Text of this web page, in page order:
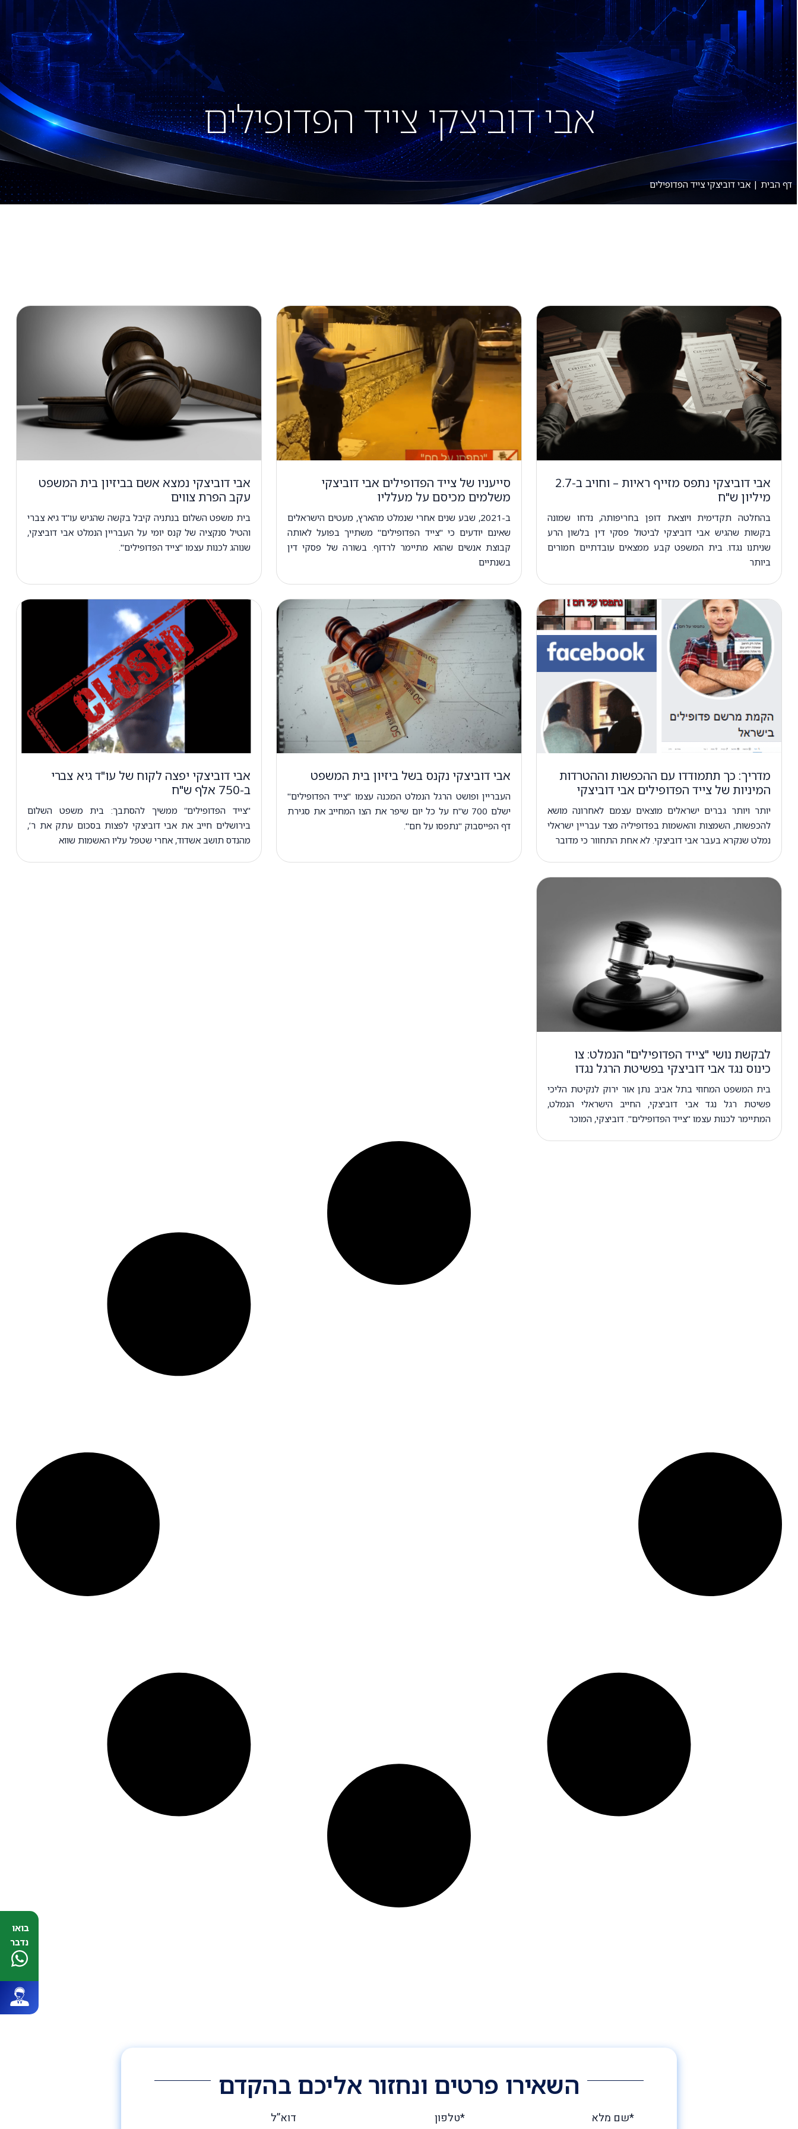
אודות תחומי עיסוק
03-
3760511
אבי דוביצקי צייד הפדופילים
דף הבית|אבי דוביצקי צייד הפדופילים
אבי דוביצקי נתפס מזייף ראיות – וחויב ב-2.7
מיליון ש"ח
בהחלטה תקדימית ויוצאת דופן בחריפותה, נדחו שמונה
בקשות שהגיש אבי דוביצקי לביטול פסקי דין בלשון הרע
שניתנו נגדו. בית המשפט קבע ממצאים עובדתיים חמורים
ביותר
סייעניו של צייד הפדופילים אבי דוביצקי
משלמים מכיסם על מעלליו
ב-2021, שבע שנים אחרי שנמלט מהארץ, מעטים הישראלים
שאינם יודעים כי "צייד הפדופילים" משתייך בפועל לאותה
קבוצת אנשים שהוא מתיימר לרדוף. בשורה של פסקי דין
בשנתיים
אבי דוביצקי נמצא אשם בביזיון בית המשפט
עקב הפרת צווים
בית משפט השלום בנתניה קיבל בקשה שהגיש עו"ד גיא צברי
והטיל סנקציה של קנס יומי על העבריין הנמלט אבי דוביצקי,
שנוהג לכנות עצמו "צייד הפדופילים".
מדריך: כך תתמודדו עם ההכפשות וההטרדות
המיניות של צייד הפדופילים אבי דוביצקי
יותר ויותר גברים ישראלים מוצאים עצמם לאחרונה מושא
להכפשות, השמצות והאשמות בפדופיליה מצד עבריין ישראלי
נמלט שנקרא בעבר אבי דוביצקי. לא אחת התחוור כי מדובר
אבי דוביצקי נקנס בשל ביזיון בית המשפט
העבריין ופושט הרגל הנמלט המכנה עצמו "צייד הפדופילים"
ישלם 700 ש"ח על כל יום שיפר את הצו המחייב את סגירת
דף הפייסבוק "נתפסו על חם".
אבי דוביצקי יפצה לקוח של עו"ד גיא צברי
ב-750 אלף ש"ח
"צייד הפדופילים” ממשיך להסתבך: בית משפט השלום
בירושלים חייב את אבי דוביצקי לפצות בסכום עתק את ר’,
מהנדס תושב אשדוד, אחרי שטפל עליו האשמות שווא
לבקשת נושי "צייד הפדופילים" הנמלט: צו
כינוס נגד אבי דוביצקי בפשיטת הרגל נגדו
בית המשפט המחוזי בתל אביב נתן אור ירוק לנקיטת הליכי
פשיטת רגל נגד אבי דוביצקי, החייב הישראלי הנמלט,
המתיימר לכנות עצמו "צייד הפדופילים". דוביצקי, המוכר
השאירו פרטים ונחזור אליכם בהקדם
בואו
נדבר